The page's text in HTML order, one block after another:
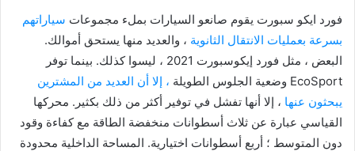
فورد ايكو سبورت يقوم صانعو السيارات بملء مجموعات سياراتهم
بسرعة بعمليات الانتقال الثانوية ، والعديد منها يستحق أموالك.
البعض ، مثل فورد إيكوسبورت 2021 ، ليسوا كذلك. بينما توفر
EcoSport وضعية الجلوس الطويلة
، إلا أن العديد من المشترين
يبحثون عنها ، إلا أنها تفشل في توفير أكثر من ذلك بكثير. محركها
القياسي عبارة عن ثلاث أسطوانات منخفضة الطاقة مع كفاءة وقود
دون المتوسط ​​؛ أربع أسطوانات اختيارية. المساحة الداخلية محدودة